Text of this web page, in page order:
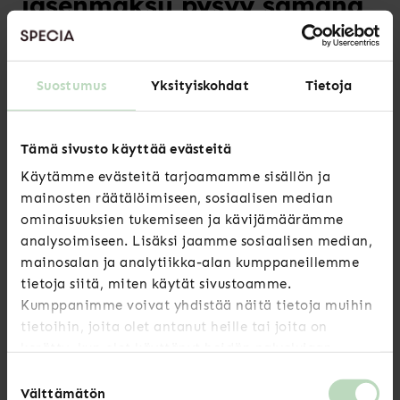
Suostumus Yksityiskohdat Tietoja
Tämä sivusto käyttää evästeitä
Käytämme evästeitä tarjoamamme sisällön ja
mainosten räätälöimiseen, sosiaalisen median
ominaisuuksien tukemiseen ja kävijämäärämme
analysoimiseen. Lisäksi jaamme sosiaalisen median,
mainosalan ja analytiikka-alan kumppaneillemme
tietoja siitä, miten käytät sivustoamme.
Kumppanimme voivat yhdistää näitä tietoja muihin
tietoihin, joita olet antanut heille tai joita on
kerätty, kun olet käyttänyt heidän palvelujaan.
valinta
Välttämätön
Sääntömääräisinä asioina käsiteltiin Specian
vuodelle 2024. Syyskokous päätti, että
jäsenmaksuihin tulee pieniä muutoksia vuonna
2024. Palkansaajajäsenen jäsenmaksu pysyy
samana, ja esimerkiksi työttömyyskassan jäsenenä
olevien jäsenmaksu pienenee.
Jäsenmaksut 2024
Palkansaajajäsen 29€/kk
Alennettu jäsenmaksu 17€/kk
Työttömyyskassan ansiosidonnaisella päivärahalla
oleva jäsen 17€/kk
Minimijäsenmaksu 8€/kk